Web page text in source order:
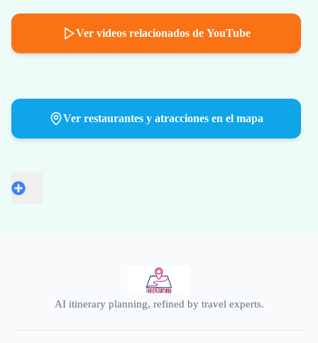
Ver videos relacionados de YouTube
Ver restaurantes y atracciones en el mapa
AI itinerary planning, refined by travel experts.